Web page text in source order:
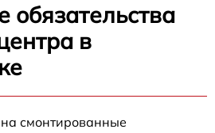
обязательства
в
на смонтированные